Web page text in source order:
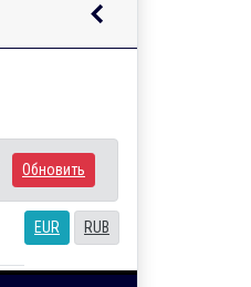
Обновить
EUR RUB